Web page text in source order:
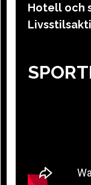
Hotell och